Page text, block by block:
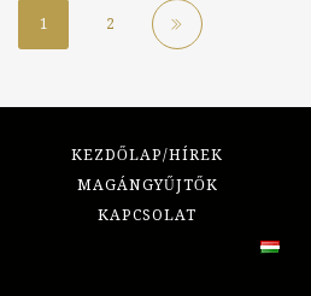
1 2
KEZDŐLAP/HÍREK
MAGÁNGYŰJTŐK
KAPCSOLAT